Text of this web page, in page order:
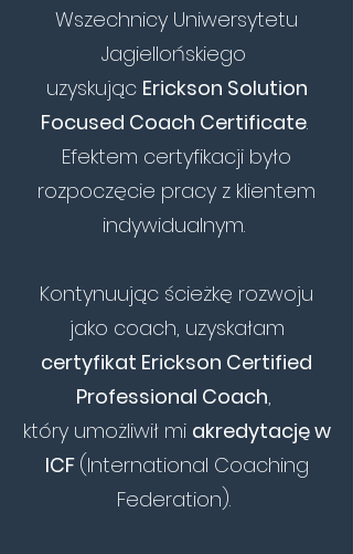
Wszechnicy Uniwersytetu
Jagiellońskiego
uzyskując Erickson Solution
Focused Coach Certificate.
Efektem certyfikacji było
rozpoczęcie pracy z klientem
indywidualnym.
Kontynuując ścieżkę rozwoju
jako coach, uzyskałam
certyfikat Erickson Certified
Professional Coach,
który umożliwił mi akredytację w
ICF (International Coaching
Federation).